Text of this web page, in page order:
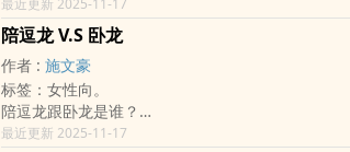
顾名思义，右撇子右手剑变
左手剑(左手盾变右手盾)
那左撇子
左撇子擅长数学，右撇子擅长记忆
左撇子看，右撇子记
看是剑(见)(看见)
最近更新 2025-11-17
陪逗龙 V.S 卧龙
作者 : 施文豪
标签：女性向。
陪逗龙跟卧龙是谁？
详情请看小说：黑暗来临，你却不帮
最近更新 2025-11-17